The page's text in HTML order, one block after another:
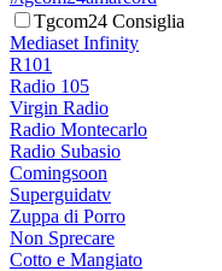
Tgcom24 Consiglia
Mediaset Infinity
R101
Radio 105
Virgin Radio
Radio Montecarlo
Radio Subasio
Comingsoon
Superguidatv
Zuppa di Porro
Non Sprecare
Cotto e Mangiato